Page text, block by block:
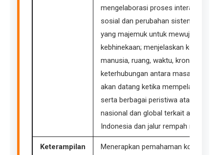
mengelaborasi proses interaksi
sosial dan perubahan sistem sosial
yang majemuk untuk mewujudkan
kebhinekaan; menjelaskan konsep
manusia, ruang, waktu, kronologi,
keterhubungan antara masa
akan datang ketika mempelajari
serta berbagai peristiwa atau
nasional dan global terkait asal-usul
Indonesia dan jalur rempah
Keterampilan
Menerapkan pemahaman konsep